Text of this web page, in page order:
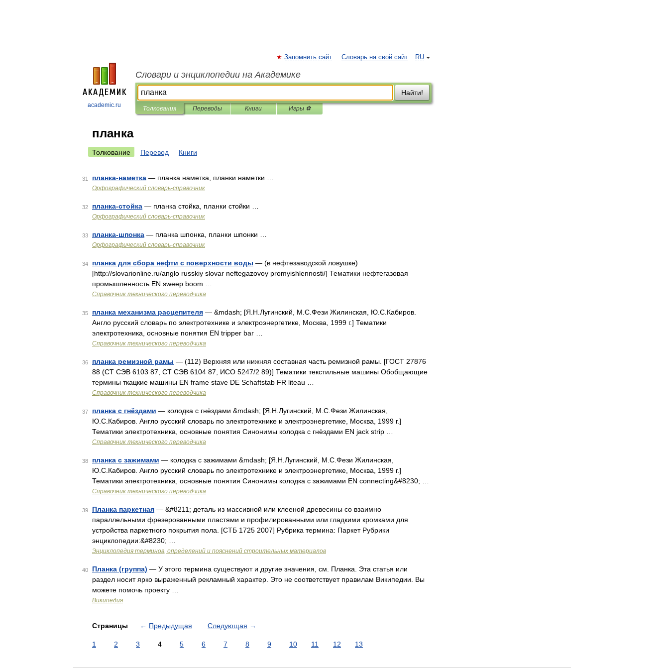
academic.ru
RU
Запомнить сайт Словарь на свой сайт
Словари и энциклопедии на Академике
Найти!
Толкования Переводы Книги Игры ⚽
планка
Толкование Перевод Книги
31 планка-наметка — планка наметка, планки наметки …
Орфографический словарь-справочник
32 планка-стойка — планка стойка, планки стойки …
Орфографический словарь-справочник
33 планка-шпонка — планка шпонка, планки шпонки …
Орфографический словарь-справочник
34 планка для сбора нефти с поверхности воды — (в нефтезаводской ловушке)
[http://slovarionline.ru/anglo russkiy slovar neftegazovoy promyishlennosti/] Тематики нефтегазовая
промышленность EN sweep boom …
Справочник технического переводчика
35 планка механизма расцепителя — &mdash; [Я.Н.Лугинский, М.С.Фези Жилинская, Ю.С.Кабиров.
Англо русский словарь по электротехнике и электроэнергетике, Москва, 1999 г.] Тематики
электротехника, основные понятия EN tripper bar …
Справочник технического переводчика
36 планка ремизной рамы — (112) Верхняя или нижняя составная часть ремизной рамы. [ГОСТ 27876
88 (СТ СЭВ 6103 87, СТ СЭВ 6104 87, ИСО 5247/2 89)] Тематики текстильные машины Обобщающие
термины ткацкие машины EN frame stave DE Schaftstab FR liteau …
Справочник технического переводчика
37 планка с гнёздами — колодка с гнёздами &mdash; [Я.Н.Лугинский, М.С.Фези Жилинская,
Ю.С.Кабиров. Англо русский словарь по электротехнике и электроэнергетике, Москва, 1999 г.]
Тематики электротехника, основные понятия Синонимы колодка с гнёздами EN jack strip …
Справочник технического переводчика
38 планка с зажимами — колодка с зажимами &mdash; [Я.Н.Лугинский, М.С.Фези Жилинская,
Ю.С.Кабиров. Англо русский словарь по электротехнике и электроэнергетике, Москва, 1999 г.]
Тематики электротехника, основные понятия Синонимы колодка с зажимами EN connecting&#8230; …
Справочник технического переводчика
39 Планка паркетная — &#8211; деталь из массивной или клееной древесины со взаимно
параллельными фрезерованными пластями и профилированными или гладкими кромками для
устройства паркетного покрытия пола. [СТБ 1725 2007] Рубрика термина: Паркет Рубрики
энциклопедии:&#8230; …
Энциклопедия терминов, определений и пояснений строительных материалов
40 Планка (группа) — У этого термина существуют и другие значения, см. Планка. Эта статья или
раздел носит ярко выраженный рекламный характер. Это не соответствует правилам Википедии. Вы
можете помочь проекту …
Википедия
Страницы ← Предыдущая Следующая →
1 2 3 4 5 6 7 8 9 10 11 12 13